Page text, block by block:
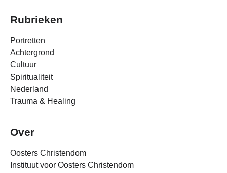
Rubrieken
Portretten
Achtergrond
Cultuur
Spiritualiteit
Nederland
Trauma & Healing
Over
Oosters Christendom
Instituut voor Oosters Christendom